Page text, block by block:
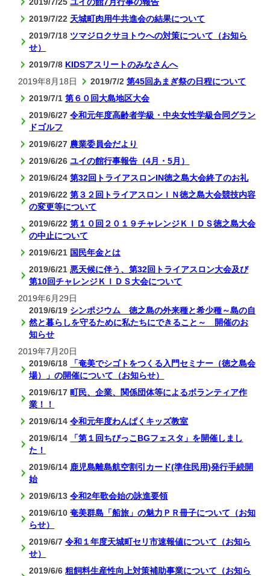
2019/7/22 天城町肉用牛共進会の結果について
2019/7/18 ツマジロクサヨトウへの対策について（お知ら
せ）
2019/7/8 KIDSアスリートのみなさんへ
2019年8月18日
2019/7/2第45回あまぎ祭の日程について
2019/7/1第６０回大島地区大会
2019/6/27令和元年度高齢者学級・中央女性学級合同グラン
ドゴルフ
2019/6/27 農業委員会だより
2019/6/26ユイの館行事報告（4月・5月）
2019/6/24第32回トライアスロンIN徳之島大会終了のお礼
2019/6/22第３２回トライアスロンＩＮ徳之島大会競技内容
の変更等について
2019/6/22第１０回２０１９チャレンジＫＩＤＳ徳之島大会
の中止について
2019/6/21 国民年金とは
2019/6/21 悪天候に伴う、第32回トライアスロン大会及び
第10回チャレンジＫＩＤＳ大会について
2019年6月29日
2019/6/19 シンポジウム 徳之島の外来種と希少種～島の自
然と暮らしを守るために私たちにできること～ 開催のお
知らせ
2019年7月20日
2019/6/18
「奄美でシゴトをつくる入門セミナー（徳之島会
場）」の開催について（お知らせ）
2019/6/17町民、企業、関係団体等によるボランティア作
業！！
2019/6/14令和元年度わんぱくキッズ教室
2019/6/14
「第１回ちびっこBGフェスタ」を開催しまし
た！
2019/6/14 鹿児島離島航空割引カード(準住民用)発行手続開
始
2019/6/13令和2年歌会始の詠進要領
2019/6/10奄美群島「船旅」の魅力ＰＲ冊子について（お知
らせ）
2019/6/7令和１年度天城町セリ市速報値について（お知ら
せ）
2019/6/6粗飼料生産性向上対策補助事業について（お知ら